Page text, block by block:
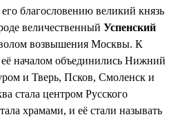
благословению великий князь
величественный Успенский
возвышения Москвы. К
началом объединились Нижний
и Тверь, Псков, Смоленск и
стала центром Русского
храмами, и её стали называть